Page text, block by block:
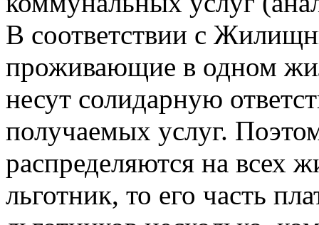
В соответствии с
проживающие в одном
несут солидарную
получаемых услуг.
распределяются на всех
льготник, то его часть